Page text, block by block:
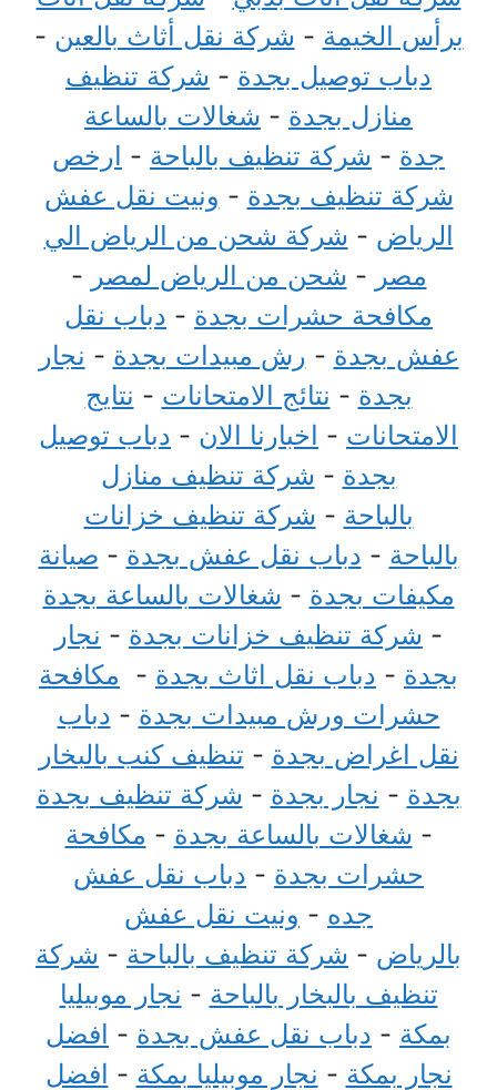
برأس الخيمة - شركة نقل أثاث بالعين -
دباب توصيل بجدة - شركة تنظيف
منازل بجدة - شغالات بالساعة
جدة - شركة تنظيف بالباحة - ارخص
شركة تنظيف بجدة - ونيت نقل عفش
الرياض - شركة شحن من الرياض الي
مصر - شحن من الرياض لمصر -
مكافحة حشرات بجدة - دباب نقل
عفش بجدة - رش مبيدات بجدة - نجار
بجدة - نتائج الامتحانات - نتايج
الامتحانات - اخبارنا الان - دباب توصيل
بجدة - شركة تنظيف منازل
بالباحة - شركة تنظيف خزانات
بالباحة - دباب نقل عفش بجدة - صيانة
مكيفات بجدة - شغالات بالساعة بجدة
- شركة تنظيف خزانات بجدة - نجار
بجدة - دباب نقل اثاث بجدة - مكافحة
حشرات ورش مبيدات بجدة - دباب
نقل اغراض بجدة - تنظيف كنب بالبخار
بجدة - نجار بجدة - شركة تنظيف بجدة
- شغالات بالساعة بجدة - مكافحة
حشرات بجدة - دباب نقل عفش
جده - ونيت نقل عفش
بالرياض - شركة تنظيف بالباحة - شركة
تنظيف بالبخار بالباحة - نجار موبيليا
بمكة - دباب نقل عفش بجدة - افضل
نجار بمكة - نجار موبيليا بمكة - افضل